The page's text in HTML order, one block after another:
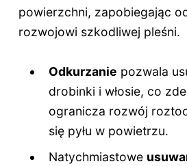
powierzchni, zapobiegając
rozwojowi szkodliwej pleśni.
Odkurzanie pozwala
drobinki i włosie, co
ogranicza rozwój
się pyłu w powietrzu.
Natychmiastowe